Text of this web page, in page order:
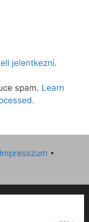
jelentkezni.
spam. Learn
Impresszum •